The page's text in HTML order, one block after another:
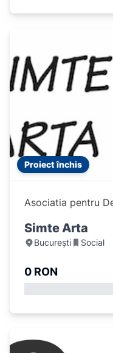
Proiect închis
Asociatia pentru
Simte Arta
București Social
0 RON